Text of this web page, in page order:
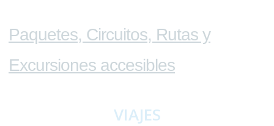
Paquetes, Circuitos, Rutas y
Excursiones accesibles
VIAJES